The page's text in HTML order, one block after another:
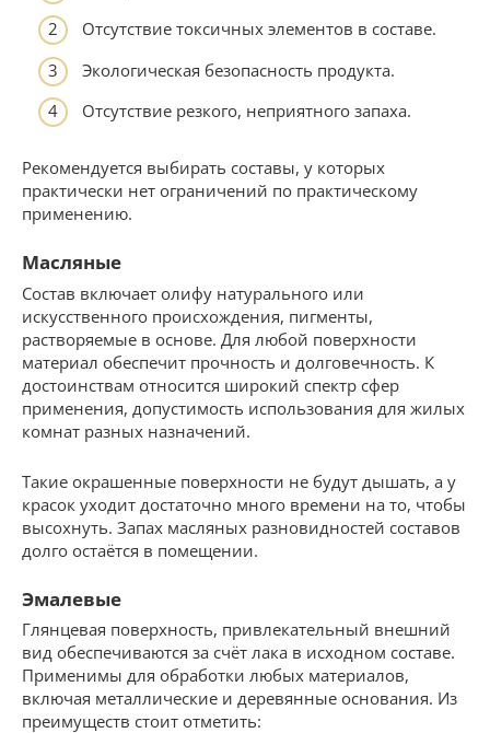
Отсутствие токсичных элементов в составе.
Экологическая безопасность продукта.
Отсутствие резкого, неприятного запаха.
Рекомендуется выбирать составы, у которых
практически нет ограничений по практическому
применению.
Масляные
Состав включает олифу натурального или
искусственного происхождения, пигменты,
растворяемые в основе. Для любой поверхности
материал обеспечит прочность и долговечность. К
достоинствам относится широкий спектр сфер
применения, допустимость использования для жилых
комнат разных назначений.
Такие окрашенные поверхности не будут дышать, а у
красок уходит достаточно много времени на то, чтобы
высохнуть. Запах масляных разновидностей составов
долго остаётся в помещении.
Эмалевые
Глянцевая поверхность, привлекательный внешний
вид обеспечиваются за счёт лака в исходном составе.
Применимы для обработки любых материалов,
включая металлические и деревянные основания. Из
преимуществ стоит отметить: